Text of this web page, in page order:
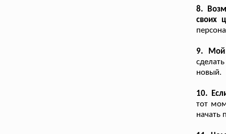
8.
своих
9. Мой
новый.
10.
тот
начать